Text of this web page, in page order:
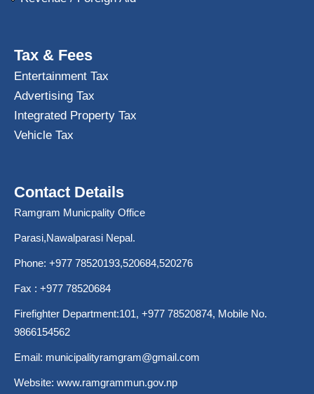
Tax & Fees
Entertainment Tax
Advertising Tax
Integrated Property Tax
Vehicle Tax
Contact Details
Ramgram Municpality Office
Parasi,Nawalparasi Nepal.
Phone: +977 78520193,520684,520276
Fax : +977 78520684
Firefighter Department:101, +977 78520874, Mobile No.
9866154562
Email: municipalityramgram@gmail.com
Website: www.ramgrammun.gov.np